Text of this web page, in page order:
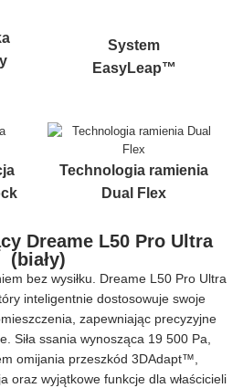
System
EasyLeap™
Technologia ramienia
Dual Flex
Dreame L50 Pro Ultra
(biały)
bez wysiłku. Dreame L50 Pro Ultra
inteligentnie dostosowuje swoje
zapewniając precyzyjne
Siła ssania wynosząca 19 500 Pa,
omijania przeszkód 3DAdapt™,
oraz wyjątkowe funkcje dla właścicieli